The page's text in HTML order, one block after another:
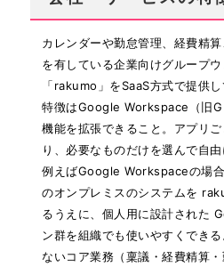
カレンダーや勤怠管理、経費精
を有している企業向けグループ
「rakumo」をSaaS方式で提供
特徴はGoogle Workspace（旧
機能を拡張できること。アプリ
り、必要なものだけを選んで自由
例えばGoogle Workspaceの場
のオンプレミスのシステムを
るうえに、個人用に設計された
ン群を組織でも使いやすくでき
ないコア業務（稟議・経費精算